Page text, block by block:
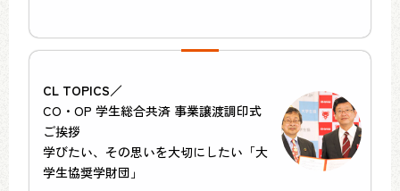
CL TOPICS／
CO・OP 学生総合共済 事業譲渡調印式
ご挨拶
学びたい、その思いを大切にしたい「大
学生協奨学財団」